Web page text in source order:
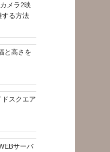
メラ2映
する方法
と高さを
スクエア
サーバ